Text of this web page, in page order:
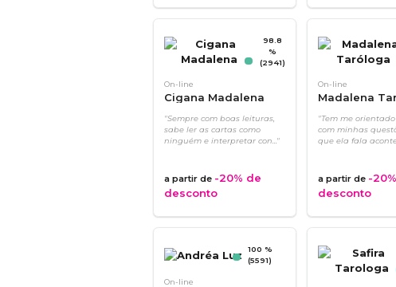
98.8
%
(2941)
On-line
Cigana Madalena
"Sempre com boas leituras,
sabe ler as cartas como
ninguém e interpretar con..."
a partir de -20% de
desconto
On-line
Madalena
"Tem me
com minhas
que ela fala
a partir de -20%
desconto
100 %
(5591)
On-line